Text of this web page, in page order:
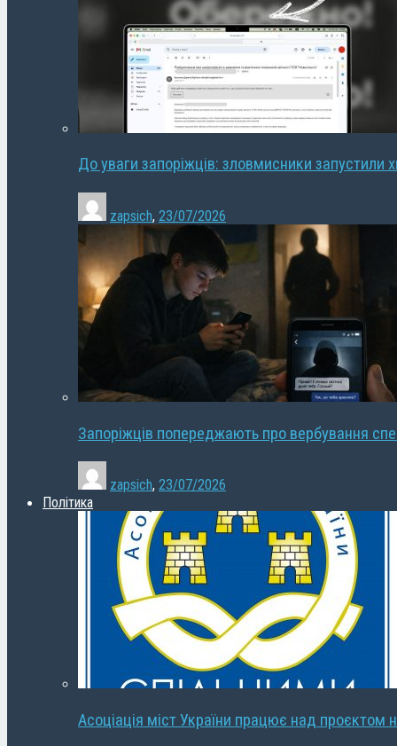
До уваги запоріжців: зловмисники запустили
zapsich, 23/07/2026
Запоріжців попереджають про вербування
zapsich, 23/07/2026
Політика
Асоціація міст України працює над проєктом